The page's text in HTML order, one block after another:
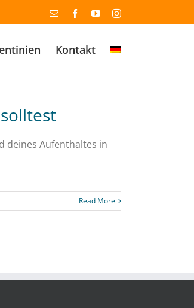
Email FacebookYouTubeInstagram
Kontakt
deines Aufenthaltes in
Read More